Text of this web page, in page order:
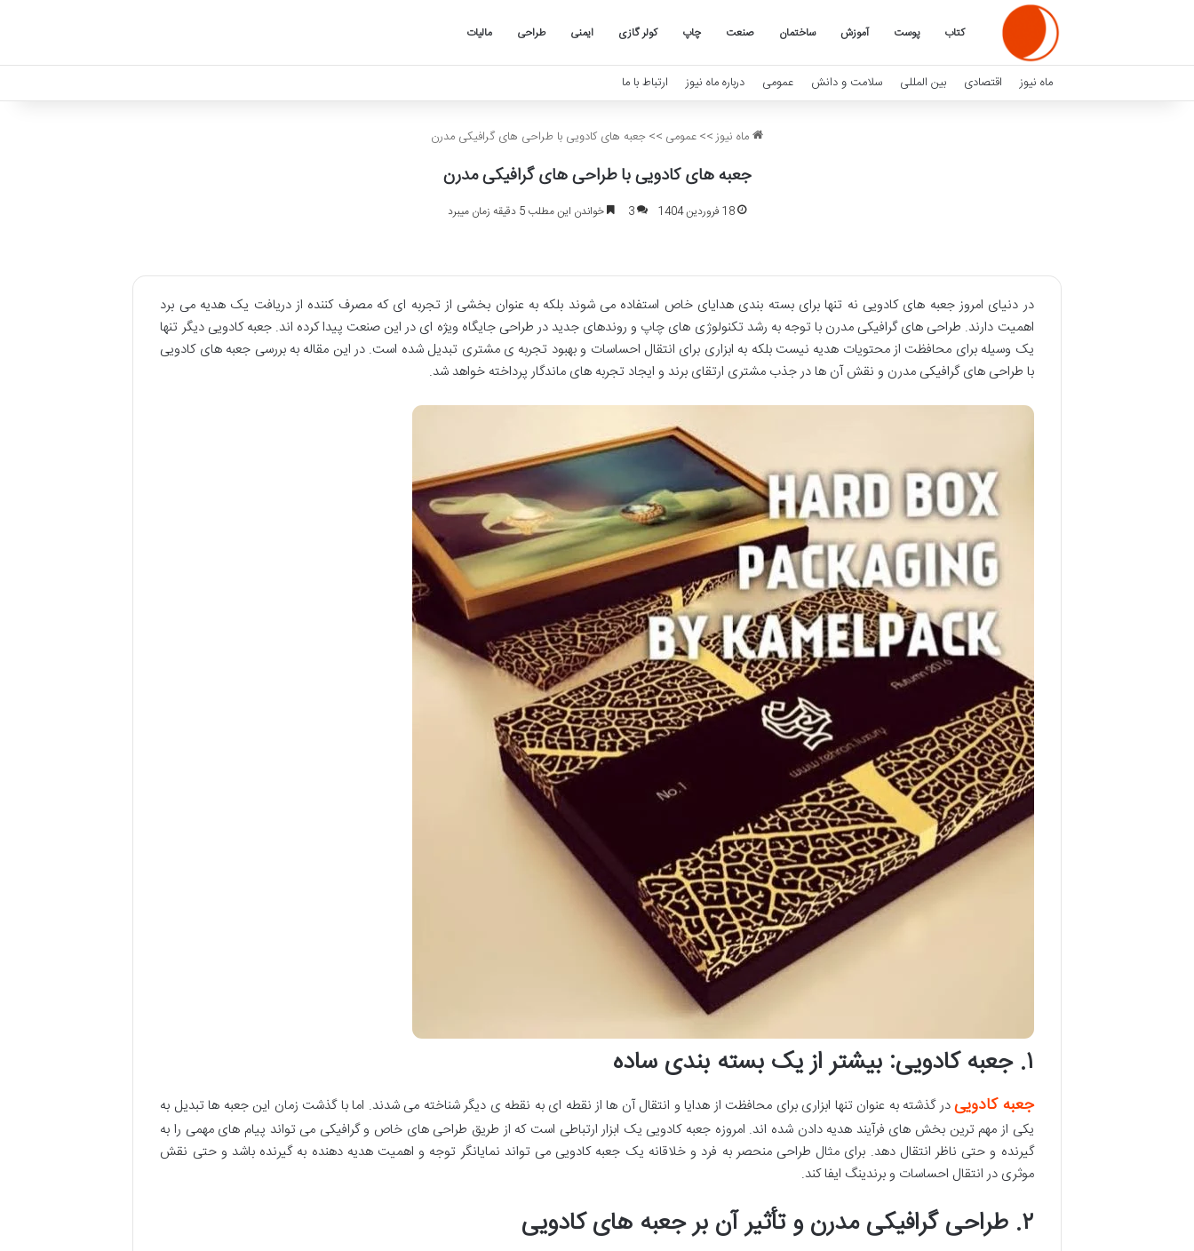
کتاب پوست آموزش ساختمان صنعت چاپ کولر گازی ایمنی طراحی مالیات
ماه نیوز اقتصادی بین المللی سلامت و دانش عمومی درباره ماه نیوز ارتباط با ما
ماه نیوز>>عمومی >>جعبه های کادویی با طراحی های گرافیکی مدرن
جعبه های کادویی با طراحی های گرافیکی مدرن
18 فروردین 1404 3 خواندن این مطلب 5 دقیقه زمان میبرد
در دنیای امروز جعبه های کادویی نه تنها برای بسته بندی هدایای خاص استفاده می شوند بلکه به عنوان بخشی از تجربه ای که مصرف کننده از دریافت یک هدیه می برد
اهمیت دارند. طراحی های گرافیکی مدرن با توجه به رشد تکنولوژی های چاپ و روندهای جدید در طراحی جایگاه ویژه ای در این صنعت پیدا کرده اند. جعبه کادویی دیگر تنها
یک وسیله برای محافظت از محتویات هدیه نیست بلکه به ابزاری برای انتقال احساسات و بهبود تجربه ی مشتری تبدیل شده است. در این مقاله به بررسی جعبه های کادویی
با طراحی های گرافیکی مدرن و نقش آن ها در جذب مشتری ارتقای برند و ایجاد تجربه های ماندگار پرداخته خواهد شد.
۱. جعبه کادویی: بیشتر از یک بسته بندی ساده
جعبه کادوییدر گذشته به عنوان تنها ابزاری برای محافظت از هدایا و انتقال آن ها از نقطه ای به نقطه ی دیگر شناخته می شدند. اما با گذشت زمان این جعبه ها تبدیل به
یکی از مهم ترین بخش های فرآیند هدیه دادن شده اند. امروزه جعبه کادویی یک ابزار ارتباطی است که از طریق طراحی های خاص و گرافیکی می تواند پیام های مهمی را به
گیرنده و حتی ناظر انتقال دهد. برای مثال طراحی منحصر به فرد و خلاقانه یک جعبه کادویی می تواند نمایانگر توجه و اهمیت هدیه دهنده به گیرنده باشد و حتی نقش
موثری در انتقال احساسات و برندینگ ایفا کند.
۲. طراحی گرافیکی مدرن و تأثیر آن بر جعبه های کادویی